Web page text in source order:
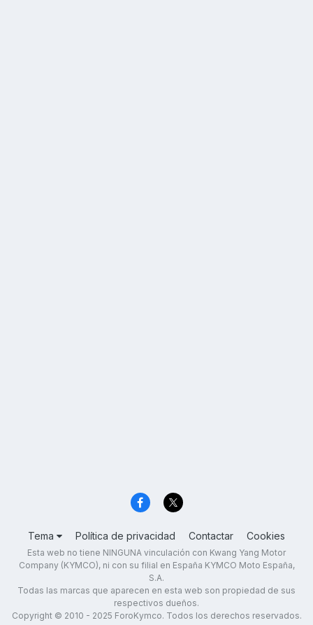
Tema Política de privacidad Contactar Cookies
Esta web no tiene NINGUNA vinculación con Kwang Yang Motor
Company (KYMCO), ni con su filial en España KYMCO Moto España,
S.A.
Todas las marcas que aparecen en esta web son propiedad de sus
respectivos dueños.
Copyright © 2010 - 2025 ForoKymco. Todos los derechos reservados.